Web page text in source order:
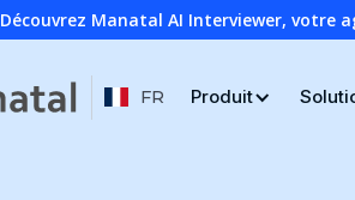
Découvrez Manatal AI Interviewer, votre
FR Produit